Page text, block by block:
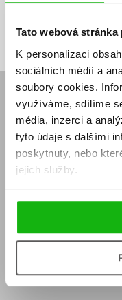
Tato webová
K personalizaci
sociálních médií a
soubory cookies.
využíváme, sdílíme
média, inzerci a
tyto údaje s dalšími
poskytnuty, nebo
jejich služby.
mailová
adresa
mailová
adresa
Vaše e-mailová adresa
E-SHOP
Aktuality
Naši autoři
Obchodní podmínky
Jak nakoupit
KONTAKTY
Sídlo společnosti